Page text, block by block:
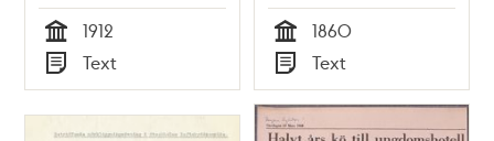
Tid
1912
Typ
Text Tid
1860
Typ
Text